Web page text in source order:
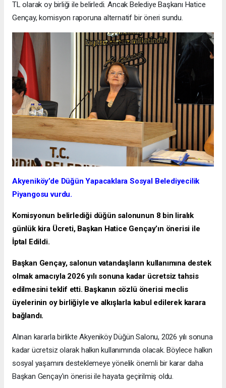
TL olarak oy birliği ile belirledi. Ancak Belediye Başkanı Hatice
Gençay, komisyon raporuna alternatif bir öneri sundu.
Akyeniköy’de Düğün Yapacaklara Sosyal Belediyecilik
Piyangosu vurdu.
Komisyonun belirlediği düğün salonunun 8 bin liralık
günlük kira Ücreti, Başkan Hatice Gençay’ın önerisi ile
İptal Edildi.
Başkan Gençay, salonun vatandaşların kullanımına destek
olmak amacıyla 2026 yılı sonuna kadar ücretsiz tahsis
edilmesini teklif etti. Başkanın sözlü önerisi meclis
üyelerinin oy birliğiyle ve alkışlarla kabul edilerek karara
bağlandı.
Alınan kararla birlikte Akyeniköy Düğün Salonu, 2026 yılı sonuna
kadar ücretsiz olarak halkın kullanımında olacak. Böylece halkın
sosyal yaşamını desteklemeye yönelik önemli bir karar daha
Başkan Gençay'ın önerisi ile hayata geçirilmiş oldu.